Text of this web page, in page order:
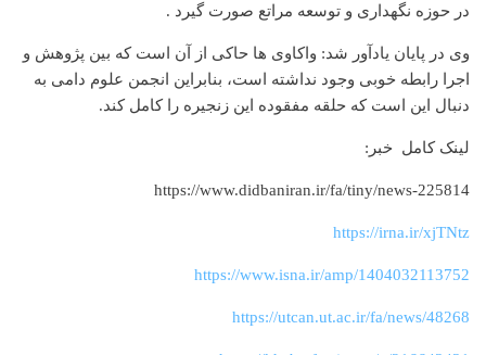
در حوزه نگهداری و توسعه مراتع صورت گیرد .
وی در پایان یادآور شد: واکاوی ها حاکی از آن است که بین پژوهش و
اجرا رابطه خوبی وجود نداشته است، بنابراین انجمن علوم دامی به
دنبال این است که حلقه مفقوده این زنجیره را کامل کند.
لینک کامل خبر:
https://www.didbaniran.ir/fa/tiny/news-225814
https://irna.ir/xjTNtz
https://www.isna.ir/amp/1404032113752
https://utcan.ut.ac.ir/fa/news/48268